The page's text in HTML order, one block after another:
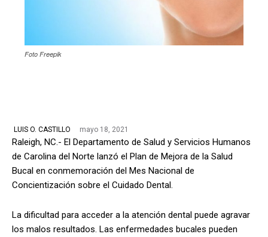
Foto Freepik
LUIS O. CASTILLO mayo 18, 2021
Raleigh, NC.- El Departamento de Salud y Servicios Humanos
de Carolina del Norte lanzó el Plan de Mejora de la Salud
Bucal en conmemoración del Mes Nacional de
Concientización sobre el Cuidado Dental.
La dificultad para acceder a la atención dental puede agravar
los malos resultados. Las enfermedades bucales pueden